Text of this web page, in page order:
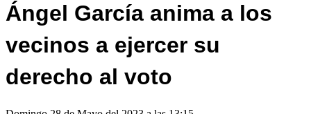
Ángel García anima a los
vecinos a ejercer su
derecho al voto